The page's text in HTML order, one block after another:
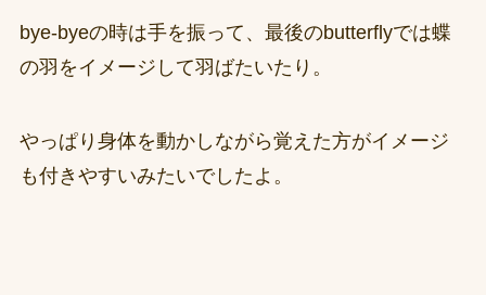
bye-byeの時は手を振って、最後のbutterflyでは蝶
の羽をイメージして羽ばたいたり。
やっぱり身体を動かしながら覚えた方がイメージ
も付きやすいみたいでしたよ。